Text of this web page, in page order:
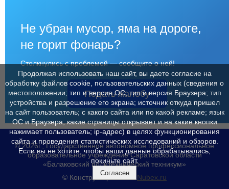
Не убран мусор, яма на дороге,
не горит фонарь?
Столкнулись с проблемой — сообщите о ней!
Подать жалобу
© 2026г., Государственное автономное профессиональное
образовательное учреждение Саратовской области
«Балаковский политехнический техникум»
© Конструктор сайтов Nubex.ru
Продолжая использовать наш сайт, вы даете согласие на
обработку файлов cookie, пользовательских данных (сведения о
местоположении; тип и версия ОС; тип и версия Браузера; тип
устройства и разрешение его экрана; источник откуда пришел
на сайт пользователь; с какого сайта или по какой рекламе; язык
ОС и Браузера; какие страницы открывает и на какие кнопки
нажимает пользователь; ip-адрес) в целях функционирования
сайта и проведения статистических исследований и обзоров.
Если вы не хотите, чтобы ваши данные обрабатывались,
покиньте сайт.
Согласен